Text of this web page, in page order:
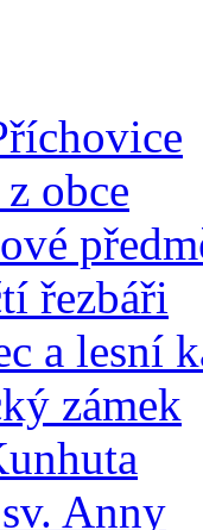
obce
řezbáři
a lesní
zámek
Anny